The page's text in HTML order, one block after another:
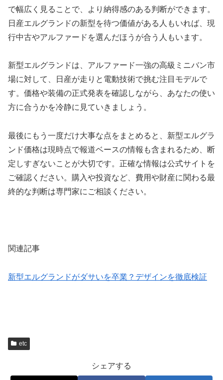
で幅広く見ることで、より納得感のある判断ができます。
日産エルグランドの新型を待つ価値がある人もいれば、現
行中古やアルファードを選んだほうが合う人もいます。
新型エルグランドは、アルファード一強の高級ミニバン市
場に対して、日産が走りと電動技術で挑む注目モデルで
す。価格や装備の正式発表を確認しながら、あなたの使い
方に合うかを冷静に見ていきましょう。
最後にもう一度だけ大事な点をまとめると、新型エルグラ
ンド価格は現時点で報道ベースの情報も含まれるため、断
定しすぎないことが大切です。正確な情報は公式サイトを
ご確認ください。購入や投資など、費用や財産に関わる最
終的な判断は専門家にご相談ください。
関連記事
新型エルグランドがダサいを卒業？デザインを徹底検証
etc
シェアする